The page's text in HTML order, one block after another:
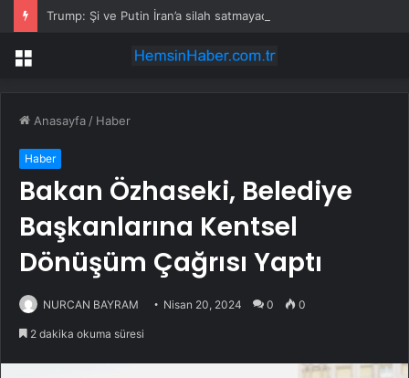
Trump: Şi ve Putin İran’a silah satmayacaklarını söyledi
Menü
Anasayfa / Haber
Haber
Bakan Özhaseki, Belediye
Başkanlarına Kentsel
Dönüşüm Çağrısı Yaptı
NURCAN BAYRAM Nisan 20, 2024 0 0
2 dakika okuma süresi